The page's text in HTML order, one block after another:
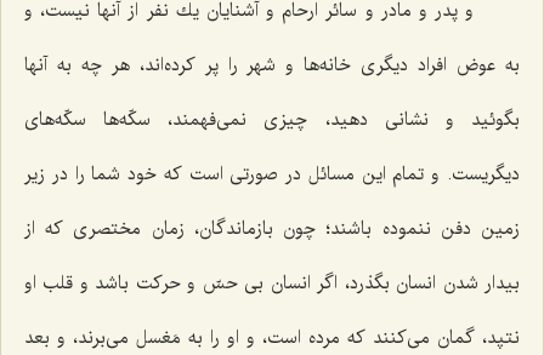
و پدر و مادر و سائر ارحام و آشنایان یك نفر از آنها نیست، و
به عوض افراد دیگرى خانه‌ها و شهر را پر كرده‌اند، هر چه به آنها
بگوئید و نشانى دهید، چیزى نمى‌فهمند، سكّه‌ها سكّه‌هاى
دیگریست. و تمام این مسائل در صورتى است كه خود شما را در زیر
زمین دفن ننموده باشند؛ چون بازماندگان، زمان مختصرى كه از
بیدار شدن انسان بگذرد، اگر انسان بى حسّ و حركت باشد و قلب او
نتپد، گمان مى‌كنند كه مرده است، و او را به مَغسل مى‌برند، و بعد